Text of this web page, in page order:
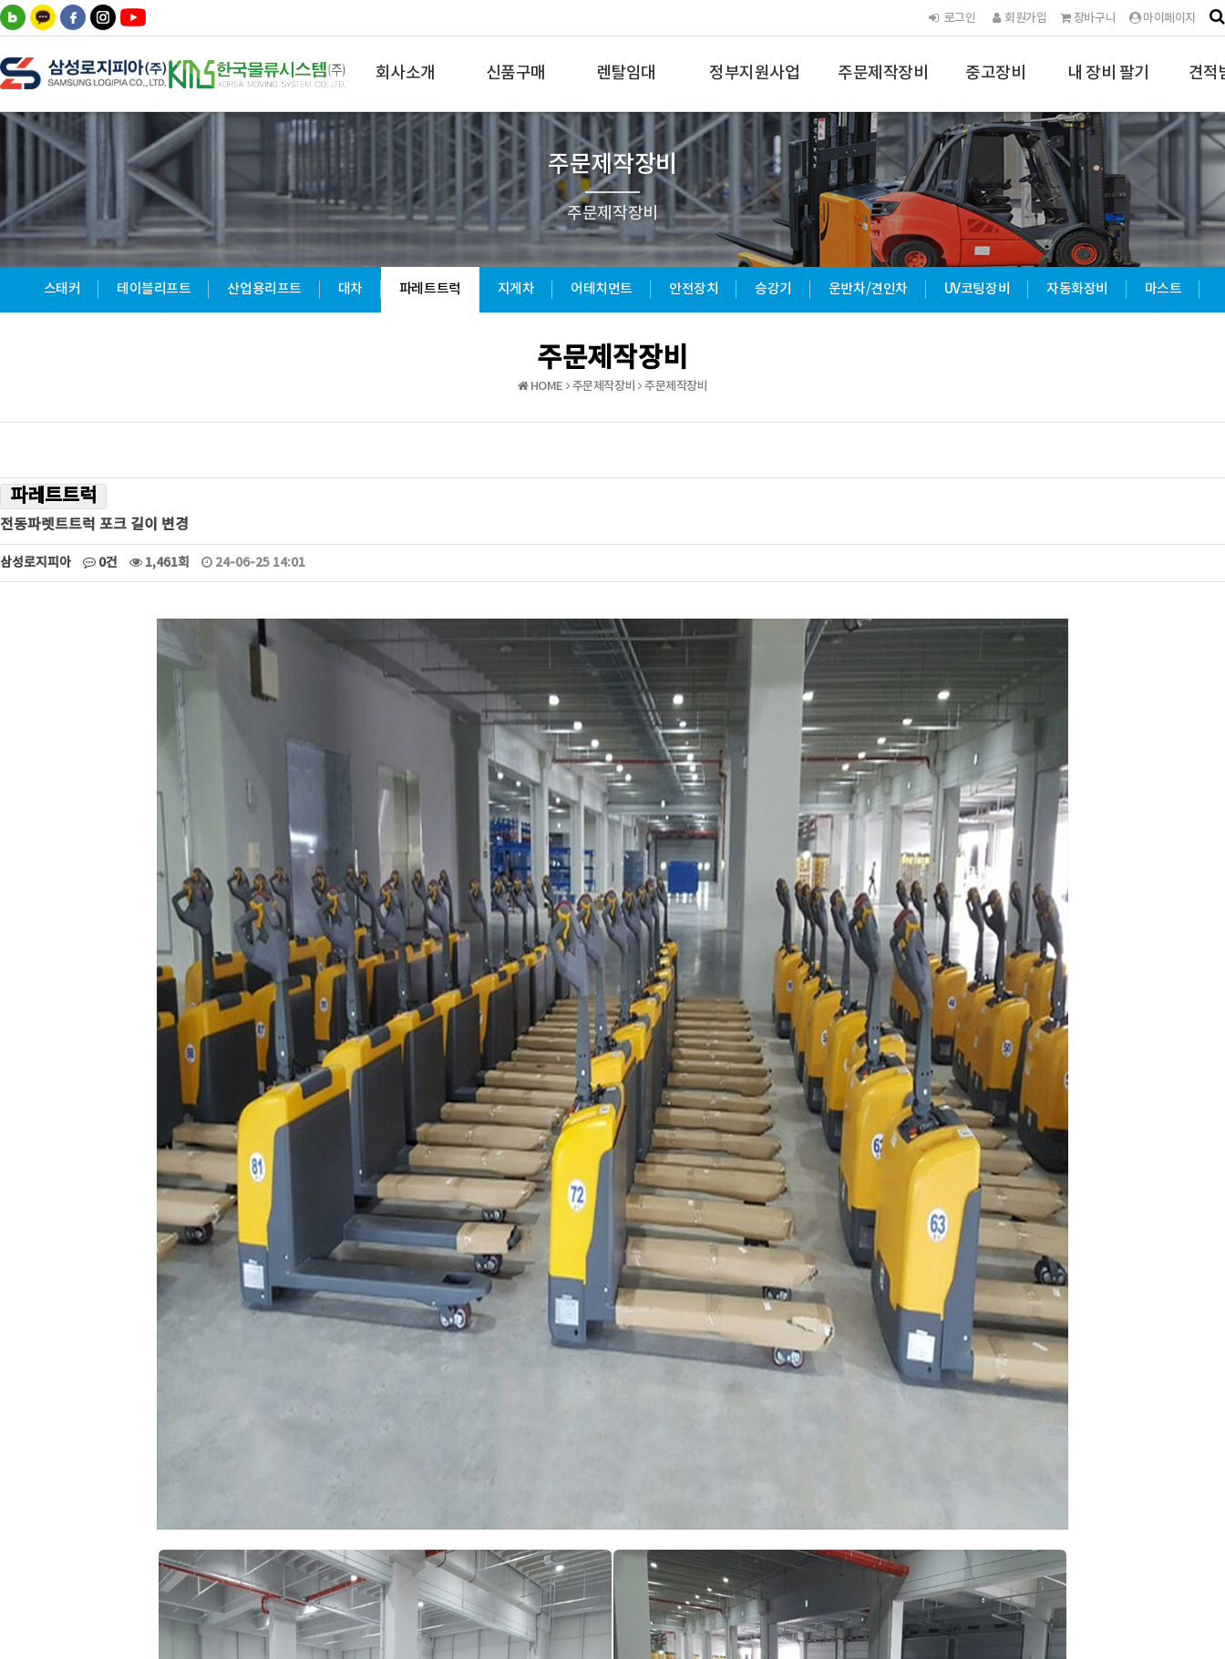
로그인 회원가입 장바구니 마이페이지
회사소개 신품구매 렌탈임대 정부지원사업 주문제작장비 중고장비 내 장비 팔기 견적
주문제작장비
주문제작장비
스태커 테이블리프트 산업용리프트 대차 파레트트럭 지게차 어테치먼트 안전장치 승강기 운반차/견인차 UV코팅장비 자동화장비 마스트
주문제작장비
HOME 주문제작장비 주문제작장비
파레트트럭
전동파렛트트럭 포크 길이 변경
삼성로지피아 0건 1,461회 24-06-25 14:01